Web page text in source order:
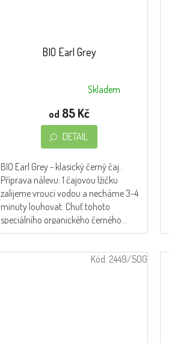
BIO Earl Grey
5
hvězdiček.
Skladem
od 85 Kč
DETAIL
BIO Earl Grey - klasický černý čaj .
Příprava nálevu: 1 čajovou lžičku
zalijeme vroucí vodou a necháme 3-4
minuty louhovat. Chuť tohoto
speciálního organického černého...
Kód: 2449/50G